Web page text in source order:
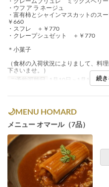
・ウフ ア ラ ネージュ
・富有柿とシャインマスカットのス
￥660
・スフレ ＋￥770
・クレープシュゼット ＋￥770
＊小菓子
（食材の入荷状況によりまして、料
下さいませ。）
ご予約可能日
1月10日 ~ 1月19日続
🌙MENU HOMARD
メニュー オマール（7品）